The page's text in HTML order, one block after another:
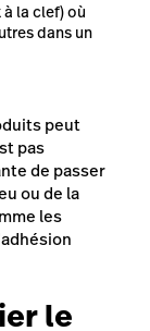
la clef) où
dans un
peut
pas
de passer
ou de la
les
le